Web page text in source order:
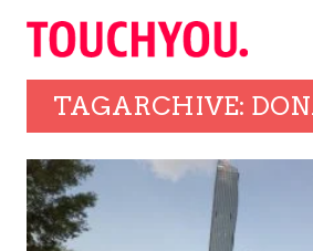
TAGARCHIVE: